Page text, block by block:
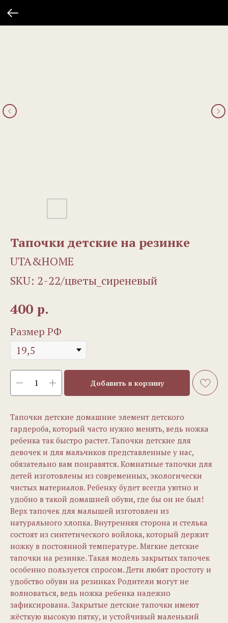
Тапочки детские на резинке
UTA&HOME
SKU: 2-22/цветы_сиреневый
400 р.
Размер РФ
Добавить в корзину
Тапочки детские домашние элемент детского
гардероба, который часто нужно менять, ведь ножка
ребенка так быстро растет. Тапочки детские для
девочек и для мальчиков представленные у нас,
обязательно вам понравятся. Комнатные тапочки для
детей изготовлены из современных, экологически
чистых материалов. Ребенку будет всегда уютно и
удобно в такой домашней обуви, где бы он не был!
Верх тапочек для малышей изготовлен из
натурального хлопка. Внутренняя сторона и стелька
состоят из синтетического войлока, который держит
ножку в постоянной температуре. Мягкие детские
тапочки на резинке. Такая модель закрытых тапочек
особенно пользуется спросом. Дети любят простоту и
удобство обуви на резинках Родители могут не
волноваться, ведь ножка ребенка надежно
зафиксирована. Закрытые детские тапочки имеют
жёсткую высокую пятку, и устойчивый маленький